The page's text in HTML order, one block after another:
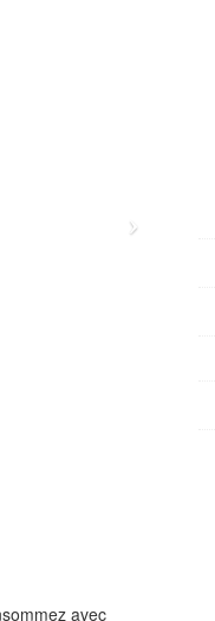
avec